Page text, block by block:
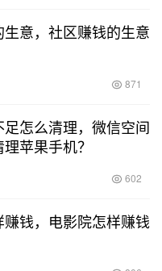
意，社区赚钱的生意
871
怎么清理，微信空间
苹果手机？
602
赚钱，电影院怎样赚钱